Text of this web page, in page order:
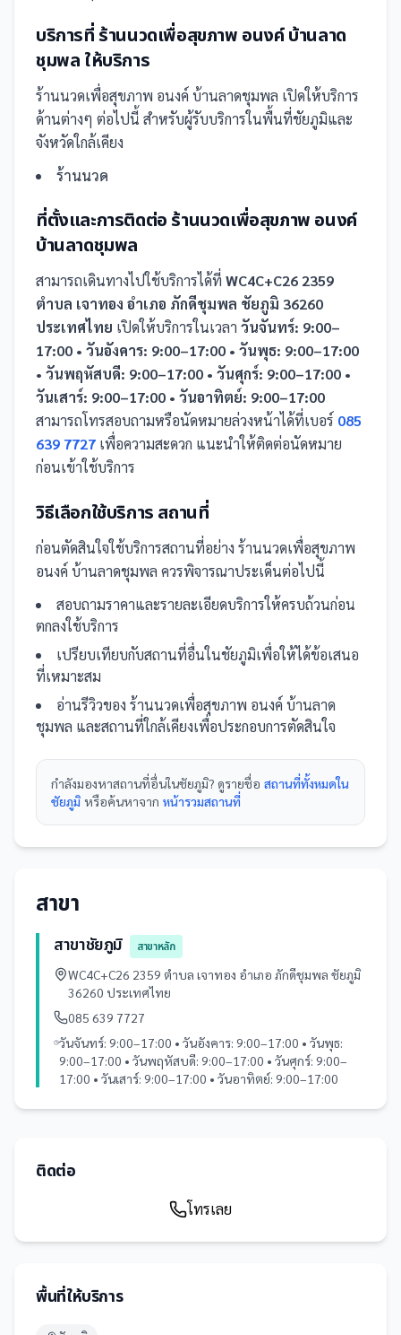
บริการที่ ร้านนวดเพื่อสุขภาพ อนงค์ บ้านลาด
ชุมพล ให้บริการ
ร้านนวดเพื่อสุขภาพ อนงค์ บ้านลาดชุมพล เปิดให้บริการ
ด้านต่างๆ ต่อไปนี้ สำหรับผู้รับบริการในพื้นที่ชัยภูมิและ
จังหวัดใกล้เคียง
ร้านนวด
ที่ตั้งและการติดต่อ ร้านนวดเพื่อสุขภาพ อนงค์
บ้านลาดชุมพล
สามารถเดินทางไปใช้บริการได้ที่ WC4C+C26 2359
ตำบล เจาทอง อำเภอ ภักดีชุมพล ชัยภูมิ 36260
ประเทศไทย เปิดให้บริการในเวลา วันจันทร์: 9:00–
17:00 • วันอังคาร: 9:00–17:00 • วันพุธ: 9:00–17:00
• วันพฤหัสบดี: 9:00–17:00 • วันศุกร์: 9:00–17:00 •
วันเสาร์: 9:00–17:00 • วันอาทิตย์: 9:00–17:00
สามารถโทรสอบถามหรือนัดหมายล่วงหน้าได้ที่เบอร์ 085
639 7727 เพื่อความสะดวก แนะนำให้ติดต่อนัดหมาย
ก่อนเข้าใช้บริการ
วิธีเลือกใช้บริการ สถานที่
ก่อนตัดสินใจใช้บริการสถานที่อย่าง ร้านนวดเพื่อสุขภาพ
อนงค์ บ้านลาดชุมพล ควรพิจารณาประเด็นต่อไปนี้
สอบถามราคาและรายละเอียดบริการให้ครบถ้วนก่อน
ตกลงใช้บริการ
เปรียบเทียบกับสถานที่อื่นในชัยภูมิเพื่อให้ได้ข้อเสนอ
ที่เหมาะสม
อ่านรีวิวของ ร้านนวดเพื่อสุขภาพ อนงค์ บ้านลาด
ชุมพล และสถานที่ใกล้เคียงเพื่อประกอบการตัดสินใจ
กำลังมองหาสถานที่อื่นในชัยภูมิ? ดูรายชื่อ สถานที่ทั้งหมดใน
ชัยภูมิ หรือค้นหาจาก หน้ารวมสถานที่
สาขา
สาขาชัยภูมิ
สาขาหลัก
WC4C+C26 2359 ตำบล เจาทอง อำเภอ ภักดีชุมพล ชัยภูมิ
36260 ประเทศไทย
085 639 7727
วันจันทร์: 9:00–17:00 • วันอังคาร: 9:00–17:00 • วันพุธ:
9:00–17:00 • วันพฤหัสบดี: 9:00–17:00 • วันศุกร์: 9:00–
17:00 • วันเสาร์: 9:00–17:00 • วันอาทิตย์: 9:00–17:00
ติดต่อ
โทรเลย
พื้นที่ให้บริการ